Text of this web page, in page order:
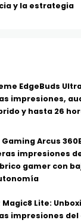
y la estrategia
EdgeBuds
impresiones,
y hasta 26
Arcus
impresiones
gamer con
Magic8 Lite:
impresiones